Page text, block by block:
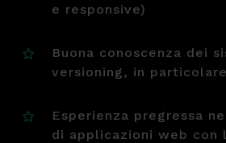
e responsive)
Buona conoscenza dei
versioning, in
Esperienza pregressa
di applicazioni web con